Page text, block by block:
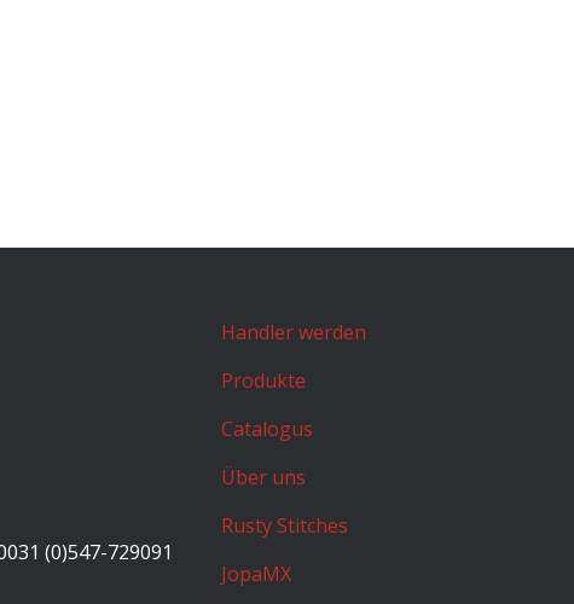
(0)547-729091
Handler werden
Produkte
Catalogus
Über uns
Rusty Stitches
JopaMX